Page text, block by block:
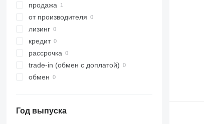
продажа
от производителя
лизинг
кредит
рассрочка
trade-in (обмен с доплатой)
обмен
Год выпуска